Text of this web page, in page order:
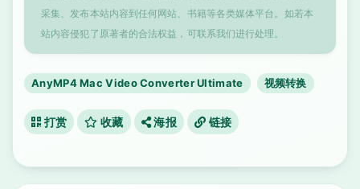
采集、发布本站内容到任何网站、书籍等各类媒体平台。如若本
站内容侵犯了原著者的合法权益，可联系我们进行处理。
AnyMP4 Mac Video Converter Ultimate 视频转换
打赏 收藏 海报 链接